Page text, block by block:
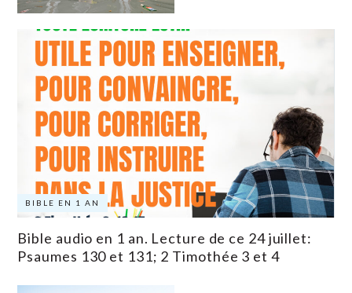
BIBLE EN 1 AN
Bible audio en 1 an. Lecture de ce 24 juillet:
Psaumes 130 et 131; 2 Timothée 3 et 4